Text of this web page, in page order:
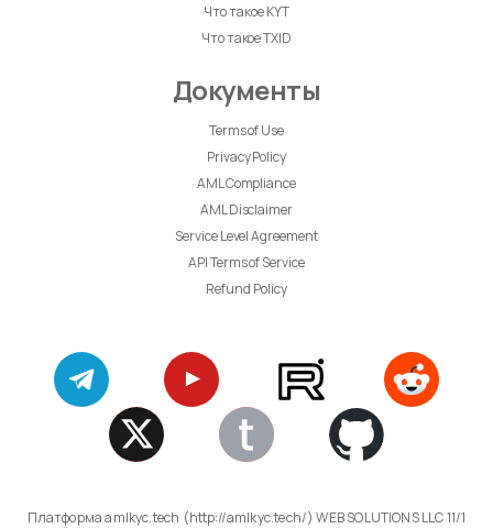
Что такое KYT
Что такое TXID
Документы
Terms of Use
Privacy Policy
AML Compliance
AML Disclaimer
Service Level Agreement
API Terms of Service
Refund Policy
Платформа amlkyc.tech (http://amlkyc.tech/) WEB SOLUTIONS LLC 11/1